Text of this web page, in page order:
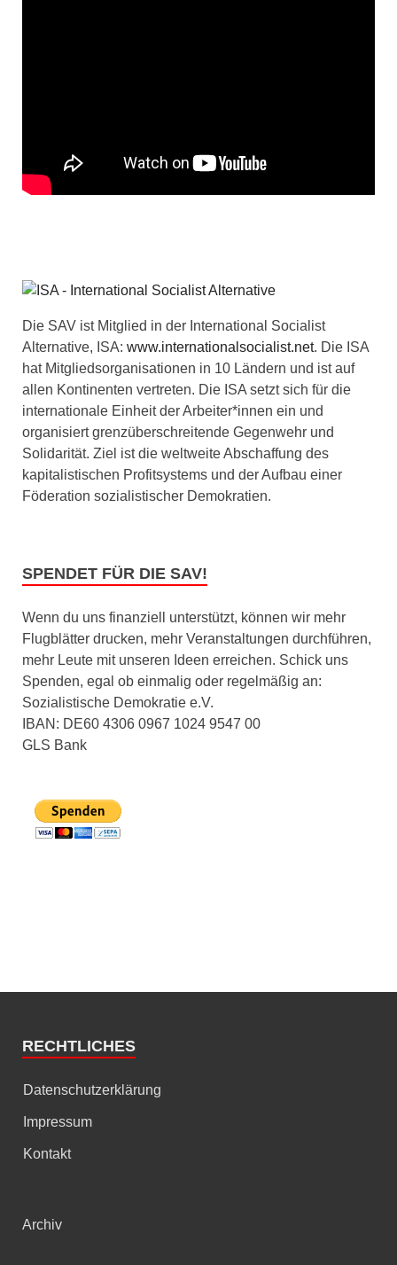
Die SAV ist Mitglied in der International Socialist
Alternative, ISA: www.internationalsocialist.net. Die ISA
hat Mitgliedsorganisationen in 10 Ländern und ist auf
allen Kontinenten vertreten. Die ISA setzt sich für die
internationale Einheit der Arbeiter*innen ein und
organisiert grenzüberschreitende Gegenwehr und
Solidarität. Ziel ist die weltweite Abschaffung des
kapitalistischen Profitsystems und der Aufbau einer
Föderation sozialistischer Demokratien.
SPENDET FÜR DIE SAV!
Wenn du uns finanziell unterstützt, können wir mehr
Flugblätter drucken, mehr Veranstaltungen durchführen,
mehr Leute mit unseren Ideen erreichen. Schick uns
Spenden, egal ob einmalig oder regelmäßig an:
Sozialistische Demokratie e.V.
IBAN: DE60 4306 0967 1024 9547 00
GLS Bank
RECHTLICHES
Datenschutzerklärung
Impressum
Kontakt
Archiv